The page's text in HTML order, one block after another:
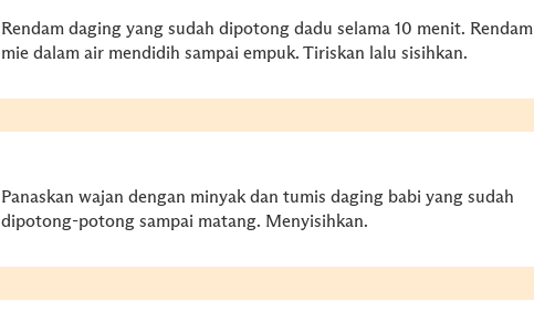
Rendam daging yang sudah dipotong dadu selama 10 menit. Rendam
mie dalam air mendidih sampai empuk. Tiriskan lalu sisihkan.
Panaskan wajan dengan minyak dan tumis daging babi yang sudah
dipotong-potong sampai matang. Menyisihkan.